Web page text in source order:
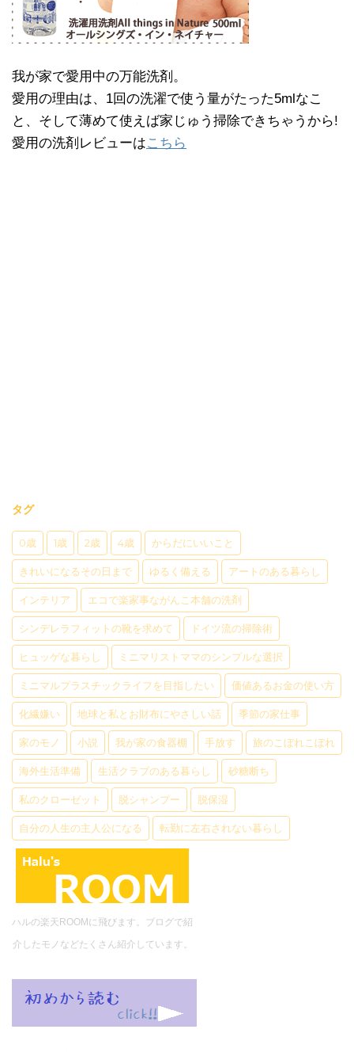
我が家で愛用中の万能洗剤。
愛用の理由は、1回の洗濯で使う量がたった5mlなこ
と、そして薄めて使えば家じゅう掃除できちゃうから!
愛用の洗剤レビューはこちら
タグ
0歳 1歳 2歳 4歳 からだにいいこと
きれいになるその日まで ゆるく備える アートのある暮らし
インテリア エコで楽家事ながんこ本舗の洗剤
シンデレラフィットの靴を求めて ドイツ流の掃除術
ヒュッゲな暮らし ミニマリストママのシンプルな選択
ミニマルプラスチックライフを目指したい 価値あるお金の使い方
化繊嫌い 地球と私とお財布にやさしい話 季節の家仕事
家のモノ 小説 我が家の食器棚 手放す 旅のこぼれこぼれ
海外生活準備 生活クラブのある暮らし 砂糖断ち
私のクローゼット 脱シャンプー 脱保湿
自分の人生の主人公になる 転勤に左右されない暮らし
ハルの楽天ROOMに飛びます。ブログで紹
介したモノなどたくさん紹介しています。